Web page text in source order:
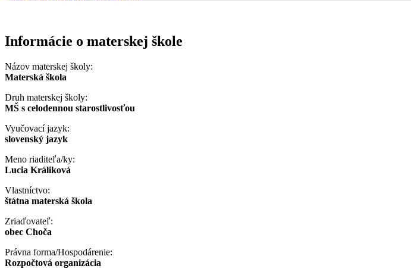
Informácie o materskej škole
Názov materskej školy:
Materská škola
Druh materskej školy:
MŠ s celodennou starostlivosťou
Vyučovací jazyk:
slovenský jazyk
Meno riaditeľa/ky:
Lucia Králiková
Vlastníctvo:
štátna materská škola
Zriaďovateľ:
obec Choča
Právna forma/Hospodárenie:
Rozpočtová organizácia